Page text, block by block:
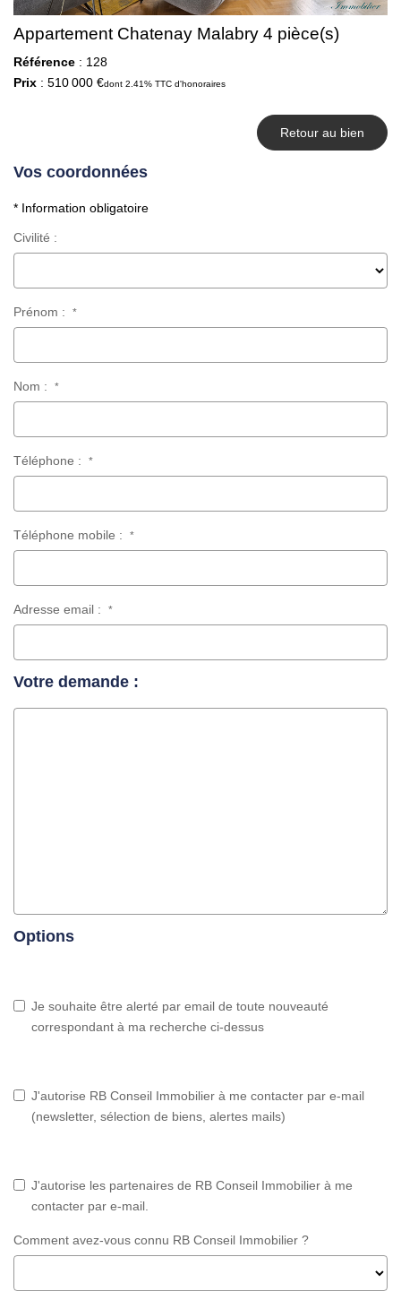
Appartement Chatenay Malabry 4 pièce(s)
Référence : 128
Prix : 510 000 €dont 2.41% TTC d'honoraires
Retour au bien
Vos coordonnées
* Information obligatoire
Civilité :
Prénom : *
Nom : *
Téléphone : *
Téléphone mobile : *
Adresse email : *
Votre demande :
Options
Je souhaite être alerté par email de toute nouveauté
correspondant à ma recherche ci-dessus
J'autorise RB Conseil Immobilier à me contacter par e-mail
(newsletter, sélection de biens, alertes mails)
J'autorise les partenaires de RB Conseil Immobilier à me
contacter par e-mail.
Comment avez-vous connu RB Conseil Immobilier ?